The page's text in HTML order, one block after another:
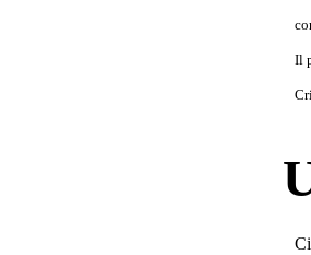
Il